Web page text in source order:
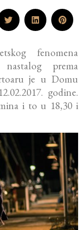
fenomena
nastalog prema
je u Domu
godine.
i to u 18,30 i